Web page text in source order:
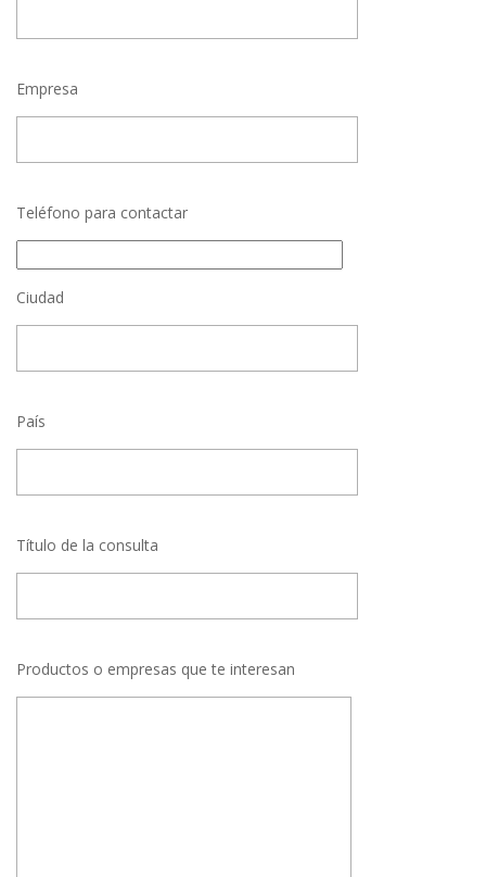
Empresa
Teléfono para contactar
Ciudad
País
Título de la consulta
Productos o empresas que te interesan